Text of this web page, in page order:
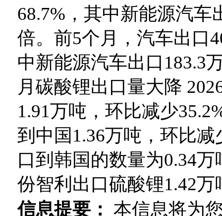
68.7%，其中新能源汽车
倍。前5个月，汽车出口
中新能源汽车出口183.3
月碳酸锂出口量大降
1.91万吨，环比减少
到中国1.36万吨，环比减
口到韩国的数量为0.34
份智利出口硫酸锂1.42
信息提要： 本信息将为